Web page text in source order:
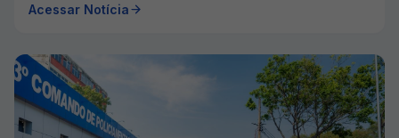
Acessar Notícia